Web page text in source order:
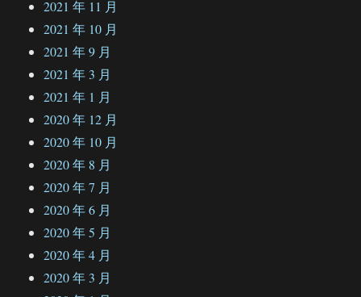
2021 年 11 月
2021 年 10 月
2021 年 9 月
2021 年 3 月
2021 年 1 月
2020 年 12 月
2020 年 10 月
2020 年 8 月
2020 年 7 月
2020 年 6 月
2020 年 5 月
2020 年 4 月
2020 年 3 月